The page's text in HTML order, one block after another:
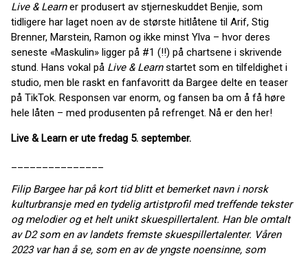
Live & Learner produsert av stjerneskuddet Benjie, som
tidligere har laget noen av de største hitlåtene til Arif, Stig
Brenner, Marstein, Ramon og ikke minst Ylva – hvor deres
seneste «Maskulin» ligger på #1 (!!) på chartsene i skrivende
stund. Hans vokal på Live & Learnstartet som en tilfeldighet i
studio, men ble raskt en fanfavoritt da Bargee delte en teaser
på TikTok. Responsen var enorm, og fansen ba om å få høre
hele låten – med produsenten på refrenget. Nå er den her!
Live & Learn er ute fredag 5. september.
Filip Bargee har på kort tid blitt et bemerket navn i norsk
kulturbransje med en tydelig artistprofil med treffende tekster
og melodier og et helt unikt skuespillertalent. Han ble omtalt
av D2 som en av landets fremste skuespillertalenter. Våren
2023 var han å se, som en av de yngste noensinne, som